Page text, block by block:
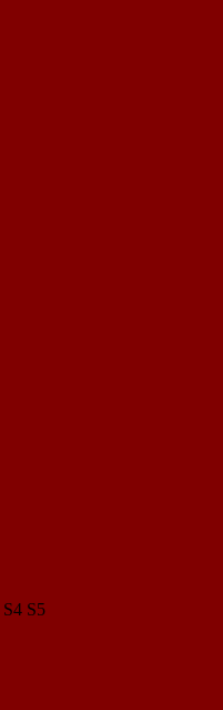
S4 S5